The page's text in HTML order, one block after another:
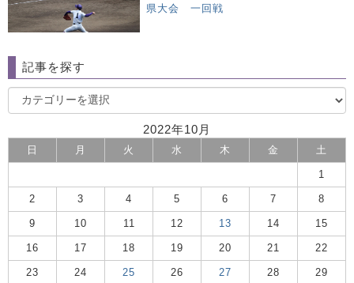
県大会 一回戦
記事を探す
2022年10月
日 月 火 水 木 金 土
1
2 3 4 5 6 7 8
9 10 11 12 13 14 15
16 17 18 19 20 21 22
23 24 25 26 27 28 29